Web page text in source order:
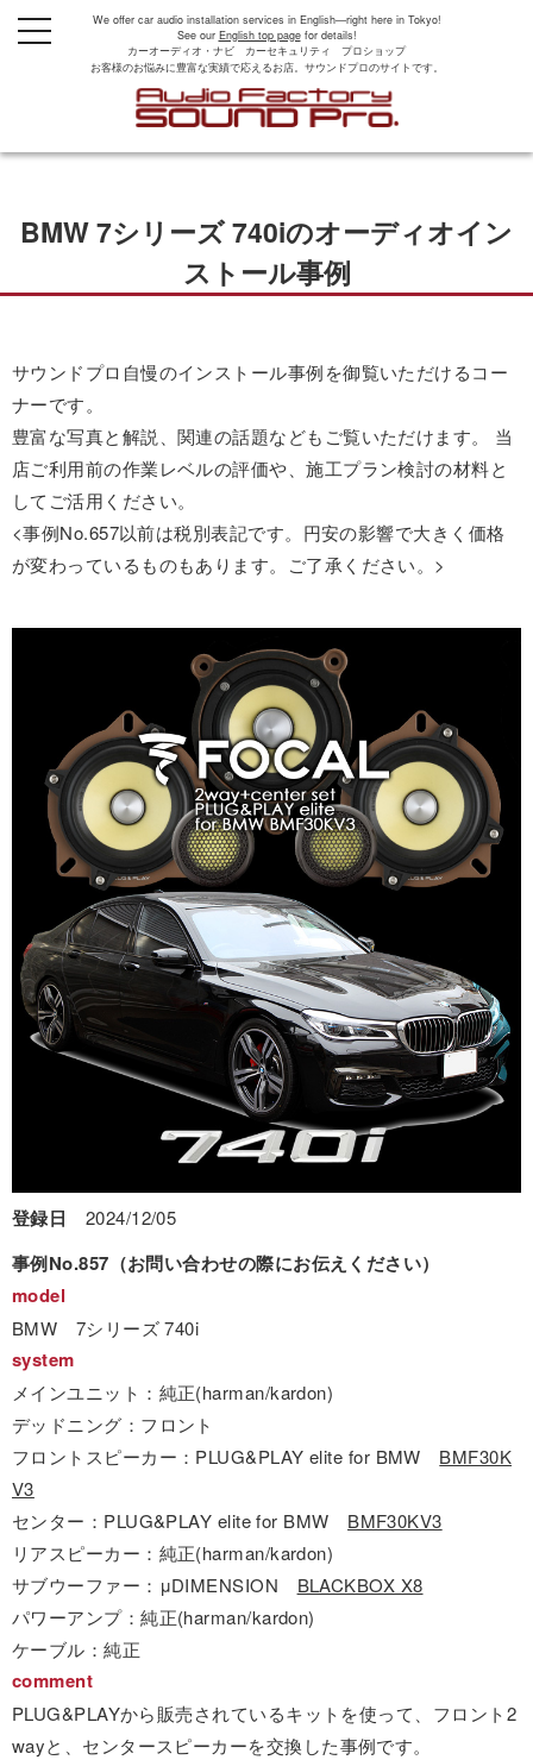
We offer car audio installation services in English—right here in Tokyo!
See our English top pagefor details!
カーオーディオ・ナビ カーセキュリティ プロショップ
お客様のお悩みに豊富な実績で応えるお店。サウンドプロのサイトです。
t
o
a
a
t
n
BMW 7シリーズ 740iのオーディオイン
ストール事例
サウンドプロ自慢のインストール事例を御覧いただけるコー
ナーです。
豊富な写真と解説、関連の話題などもご覧いただけます。 当
店ご利用前の作業レベルの評価や、施工プラン検討の材料と
してご活用ください。
<事例No.657以前は税別表記です。円安の影響で大きく価格
が変わっているものもあります。ご了承ください。>
登録日 2024/12/05
事例No.857（お問い合わせの際にお伝えください）
model
BMW 7シリーズ 740i
system
メインユニット：純正(harman/kardon)
デッドニング：フロント
フロントスピーカー：PLUG&PLAY elite for BMW BMF30K
V3
センター：PLUG&PLAY elite for BMW BMF30KV3
リアスピーカー：純正(harman/kardon)
サブウーファー：μDIMENSION BLACKBOX X8
パワーアンプ：純正(harman/kardon)
ケーブル：純正
comment
PLUG&PLAYから販売されているキットを使って、フロント2
wayと、センタースピーカーを交換した事例です。